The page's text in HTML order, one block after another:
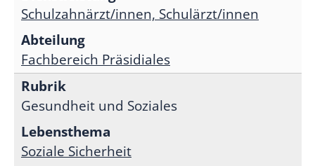
Schulzahnärzt/innen, Schulärzt/innen
Fachbereich Präsidiales
Gesundheit und Soziales
Soziale Sicherheit